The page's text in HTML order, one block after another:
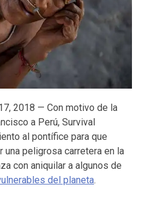
2018 — Con motivo de la
a Perú, Survival
al pontífice para que
peligrosa carretera en la
con aniquilar a algunos de
del planeta.